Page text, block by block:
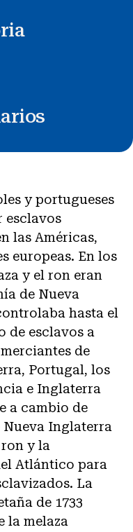
y portugueses
esclavos
las Américas,
europeas. En los
y el ron eran
de Nueva
hasta el
de esclavos a
de
Portugal, los
e Inglaterra
a cambio de
Nueva Inglaterra
y la
Atlántico para
La
de 1733
la melaza